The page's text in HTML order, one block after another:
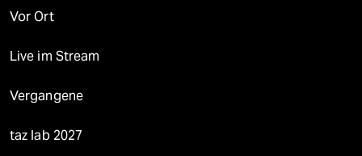
Vor Ort
Live im Stream
Vergangene
taz lab 2027